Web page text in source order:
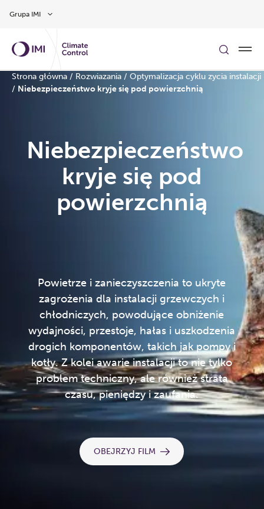
Grupa IMI
Strona główna / Rozwiazania / Optymalizacja cyklu zycia instalacji
/ Niebezpieczeństwo kryje się pod powierzchnią
Niebezpieczeństwo
kryje się pod
powierzchnią
Powietrze i zanieczyszczenia to ukryte
zagrożenia dla instalacji grzewczych i
chłodniczych, powodujące obniżenie
wydajności, przestoje, hałas i uszkodzenia
drogich komponentów, takich jak pompy i
kotły. Z kolei awarie instalacji to nie tylko
problem techniczny, ale również strata
czasu, pieniędzy i zaufania.
OBEJRZYJ FILM